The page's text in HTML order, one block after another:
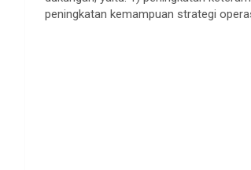
peningkatan kemampuan strategi